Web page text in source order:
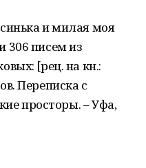
и милая моя
306 писем из
[рец. на кн.:
Переписка с
просторы. – Уфа,